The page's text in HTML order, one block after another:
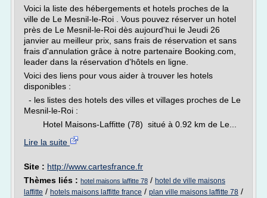
Voici la liste des hébergements et hotels proches de la
ville de Le Mesnil-le-Roi . Vous pouvez réserver un hotel
près de Le Mesnil-le-Roi dès aujourd'hui le Jeudi 26
janvier au meilleur prix, sans frais de réservation et sans
frais d'annulation grâce à notre partenaire Booking.com,
leader dans la réservation d'hôtels en ligne.
Voici des liens pour vous aider à trouver les hotels
disponibles :
- les listes des hotels des villes et villages proches de Le
Mesnil-le-Roi :
Hotel Maisons-Laffitte (78) situé à 0.92 km de Le...
Lire la suite
Site : http://www.cartesfrance.fr
Thèmes liés : hotel maisons laffitte 78 / hotel de ville maisons
laffitte / hotels maisons laffitte france / plan ville maisons laffitte 78 /